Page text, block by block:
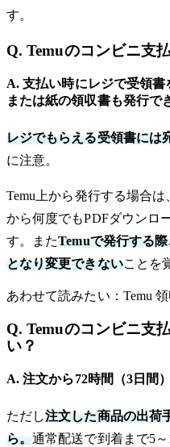
す。
Q. Temuのコンビニ支
A. 支払い時にレジで受領
または紙の領収書も発行で
レジでもらえる受領書には
に注意。
Temu上から発行する場合
から何度でもPDFダウンロ
す。またTemuで発行する
となり変更できないことを
あわせて読みたい：Temu
Q. Temuのコンビニ支
い？
A. 注文から72時間（3日間
ただし注文した商品の出荷
ら。通常配送で到着まで5